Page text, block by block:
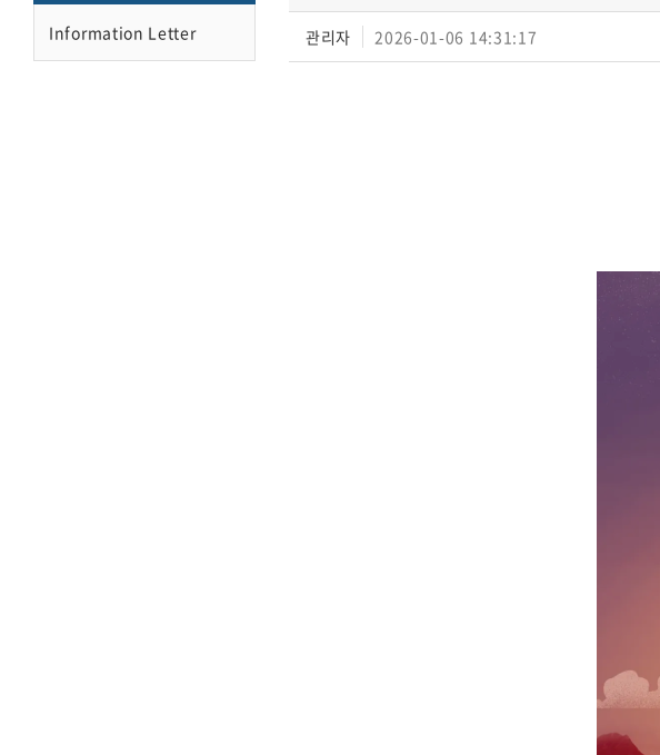
Information Letter 관리자 2026-01-06 14:31:17